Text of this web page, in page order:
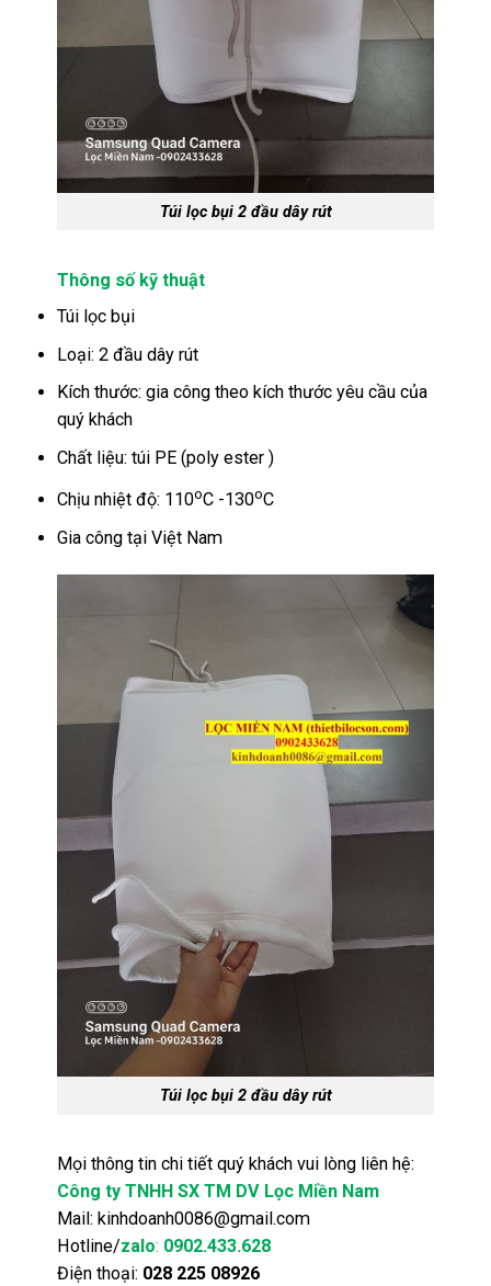
Túi lọc bụi 2 đầu dây rút
Thông số kỹ thuật
Túi lọc bụi
Loại: 2 đầu dây rút
Kích thước: gia công theo kích thước yêu cầu của
quý khách
Chất liệu: túi PE (poly ester )
Chịu nhiệt độ: 110oC -130oC
Gia công tại Việt Nam
Túi lọc bụi 2 đầu dây rút
Mọi thông tin chi tiết quý khách vui lòng liên hệ:
Công ty TNHH SX TM DV Lọc Miền Nam
Mail:kinhdoanh0086@gmail.com
Hotline/zalo: 0902.433.628
Điện thoại: 028 225 08926